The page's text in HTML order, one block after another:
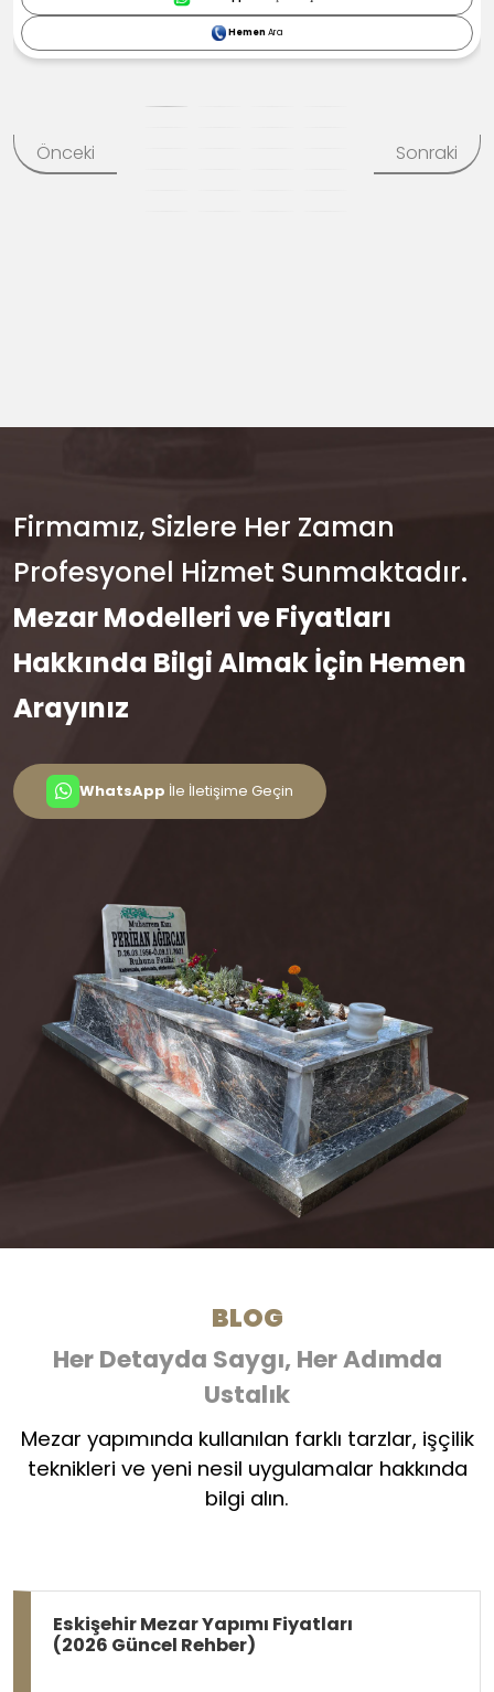
HemenAra
Önceki Sonraki
Firmamız, Sizlere Her Zaman
Profesyonel Hizmet Sunmaktadır.
Mezar Modelleri ve Fiyatları
Hakkında Bilgi Almak İçin Hemen
Arayınız
WhatsApp İle İletişime Geçin
BLOG
Her Detayda Saygı, Her Adımda
Ustalık
Mezar yapımında kullanılan farklı tarzlar, işçilik
teknikleri ve yeni nesil uygulamalar hakkında
bilgi alın.
Eskişehir Mezar Yapımı Fiyatları
(2026 Güncel Rehber)